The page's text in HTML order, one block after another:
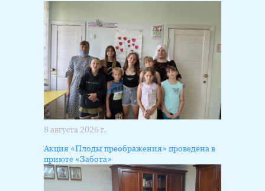
8 августа 2026 г.
Акция «Плоды преображения» проведена в
приюте «Забота»